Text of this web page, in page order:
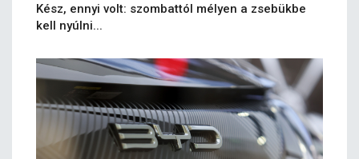
Kész, ennyi volt: szombattól mélyen a zsebükbe
kell nyúlni...